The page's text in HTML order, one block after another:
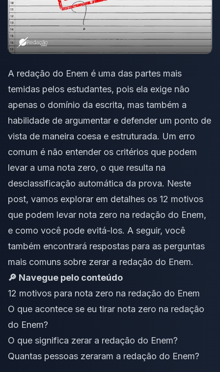
A redação do Enem é uma das partes mais
temidas pelos estudantes, pois ela exige não
apenas o domínio da escrita, mas também a
habilidade de argumentar e defender um ponto de
vista de maneira coesa e estruturada. Um erro
comum é não entender os critérios que podem
levar a uma nota zero, o que resulta na
desclassificação automática da prova. Neste
post, vamos explorar em detalhes os 12 motivos
que podem levar nota zero na redação do Enem,
e como você pode evitá-los. A seguir, você
também encontrará respostas para as perguntas
mais comuns sobre zerar a redação do Enem.
🔎 Navegue pelo conteúdo
12 motivos para nota zero na redação do Enem
O que acontece se eu tirar nota zero na redação
do Enem?
O que significa zerar a redação do Enem?
Quantas pessoas zeraram a redação do Enem?